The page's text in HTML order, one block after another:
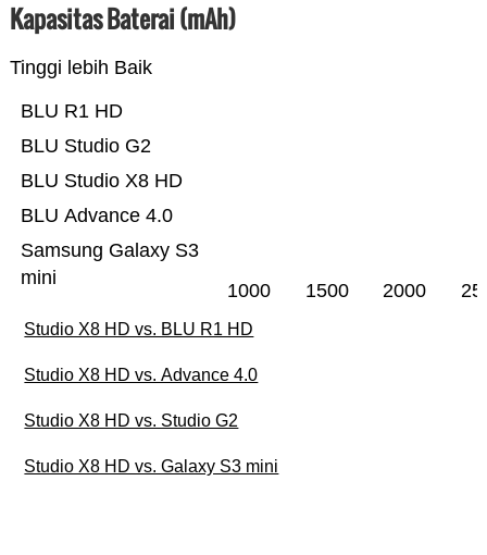
Kapasitas Baterai (mAh)
Tinggi lebih Baik
Samsung Galaxy S3
mini
BLU Advance 4.0
BLU Studio X8 HD
BLU Studio G2
BLU R1 HD
1000 1500 2000
Studio X8 HD vs. BLU R1 HD
Studio X8 HD vs. Advance 4.0
Studio X8 HD vs. Studio G2
Studio X8 HD vs. Galaxy S3 mini